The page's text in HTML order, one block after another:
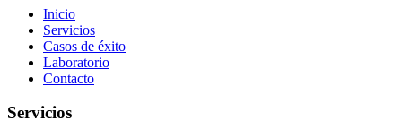
Inicio
Servicios
Casos de éxito
Laboratorio
Contacto
Servicios